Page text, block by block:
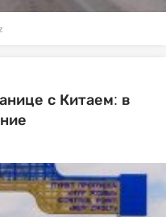
с Китаем: в